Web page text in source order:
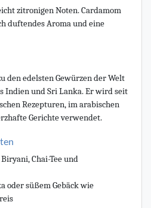
zitronigen Noten. Cardamom
duftendes Aroma und eine
den edelsten Gewürzen der Welt
Indien und Sri Lanka. Er wird seit
Rezepturen, im arabischen
Gerichte verwendet.
Chai-Tee und
oder süßem Gebäck wie